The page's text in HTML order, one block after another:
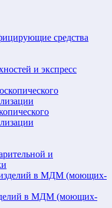
средства
и экспресс
и
в МДМ (моющих-